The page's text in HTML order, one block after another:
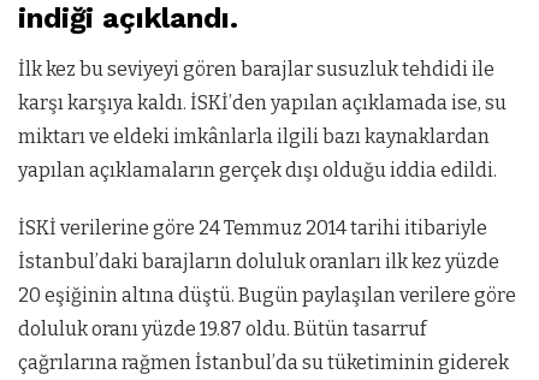
indiği açıklandı.
İlk kez bu seviyeyi gören barajlar susuzluk tehdidi ile
karşı karşıya kaldı. İSKİ’den yapılan açıklamada ise, su
miktarı ve eldeki imkânlarla ilgili bazı kaynaklardan
yapılan açıklamaların gerçek dışı olduğu iddia edildi.
İSKİ verilerine göre 24 Temmuz 2014 tarihi itibariyle
İstanbul’daki barajların doluluk oranları ilk kez yüzde
20 eşiğinin altına düştü. Bugün paylaşılan verilere göre
doluluk oranı yüzde 19.87 oldu. Bütün tasarruf
çağrılarına rağmen İstanbul’da su tüketiminin giderek